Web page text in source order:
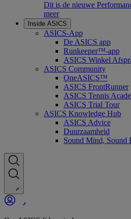
Dit is de nieuwe
meer
Inside ASICS
ASICS-App
De ASICS app
Runkeeper™-app
ASICS Winkel
ASICS Community
OneASICS™
ASICS FrontRunner
ASICS Tennis
ASICS Trial Tour
ASICS Knowledge Hub
ASICS Advice
Duurzaamheid
Sound Mind, Sound